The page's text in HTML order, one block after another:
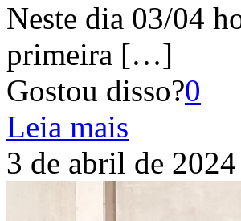
Neste dia 03/04
primeira […]
Gostou disso?0
Leia mais
3 de abril de 2024